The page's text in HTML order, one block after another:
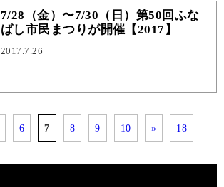
7/28（金）〜7/30（日）第50回ふな
ばし市民まつりが開催【2017】
2017.7.26
6 7 8 9 10 » 18